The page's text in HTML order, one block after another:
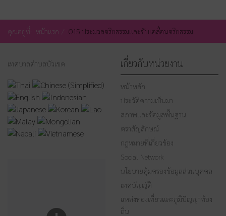
คุณอยู่ที่: หน้าแรก O15 ประมวลจริยธรรมและขับเคลื่อนจริยธรรม
เทศบาลตำบลบัวเชด เกี่ยวกับหน่วยงาน
หน้าหลัก
ประวัติความเป็นมา
สภาพและข้อมูลพื้นฐาน
ตราสัญลักษณ์
กฎหมายที่เกี่ยวข้อง
Social Network
นโยบายคุ้มครองข้อมูลส่วนบุคคล
เทศบัญญัติ
แหล่งท่องเที่ยวและภูมิปัญญาท้อง
ถิ่น